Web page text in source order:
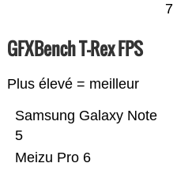
7
GFXBench T-Rex FPS
Plus élevé = meilleur
Meizu Pro 6
Samsung Galaxy Note
5